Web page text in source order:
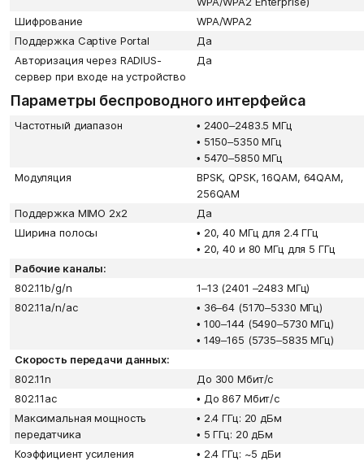
Шифрование
WPA/WPA2
Поддержка Captive Portal
Да
Авторизация через RADIUS-
сервер при входе на устройство
Да
Параметры беспроводного интерфейса
Частотный диапазон • 2400–2483.5 МГц
• 5150–5350 МГц
• 5470–5850 МГц
Модуляция
BPSK, QPSK, 16QAM, 64QAM,
256QAM
Поддержка MIMO 2х2
Да
Ширина полосы
• 20, 40 МГц для 2.4 ГГц
• 20, 40 и 80 МГц для 5 ГГц
Рабочие каналы:
802.11b/g/n
1–13 (2401 –2483 МГц)
802.11a/n/ac
• 36–64 (5170–5330 МГц)
• 100–144 (5490–5730 МГц)
• 149–165 (5735–5835 МГц)
Скорость передачи данных:
802.11n
До 300 Мбит/с
802.11ac
• До 867 Мбит/с
Максимальная мощность
передатчика
• 2.4 ГГц: 20 дБм
• 5 ГГц: 20 дБм
Коэффициент усиления
• 2.4 ГГц: ~5 дБи